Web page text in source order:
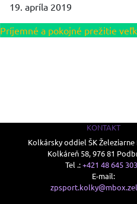
19. apríla 2019
Príjemné a pokojné prežitie
KONTAKT
Kolkársky oddiel ŠK
Kolkáreň 58, 976 81
Tel .:+421 48 645
E-mail: